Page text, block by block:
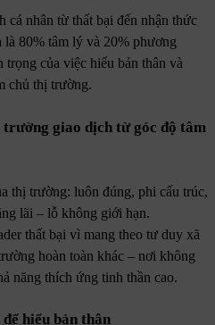
cá nhân từ thất bại đến nhận thức
là 80% tâm lý và 20% phương
trọng của việc hiểu bản thân và
chủ thị trường.
giao dịch từ góc độ tâm
thị trường: luôn đúng, phi cấu trúc,
lãi – lỗ không giới hạn.
thất bại vì mang theo tư duy xã
hoàn toàn khác – nơi không
năng thích ứng tinh thần cao.
hiểu bản thân